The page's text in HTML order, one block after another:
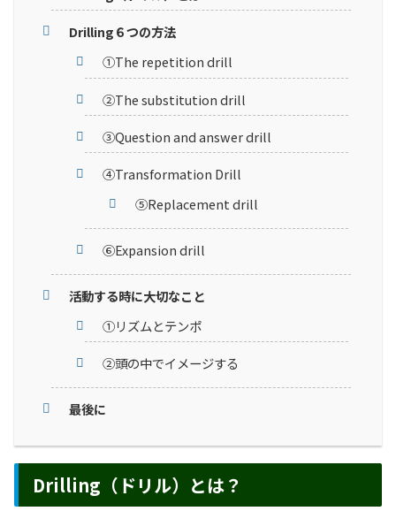
Drilling６つの方法
①The repetition drill
②The substitution drill
③Question and answer drill
④Transformation Drill
⑤Replacement drill
⑥Expansion drill
活動する時に大切なこと
①リズムとテンポ
②頭の中でイメージする
最後に
Drilling（ドリル）とは？